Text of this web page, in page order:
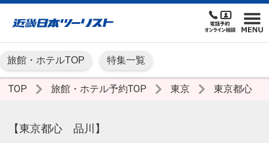
旅館・ホテルTOP 特集一覧
TOP 旅館・ホテル予約TOP 東京 東京都心
【東京都心 品川】